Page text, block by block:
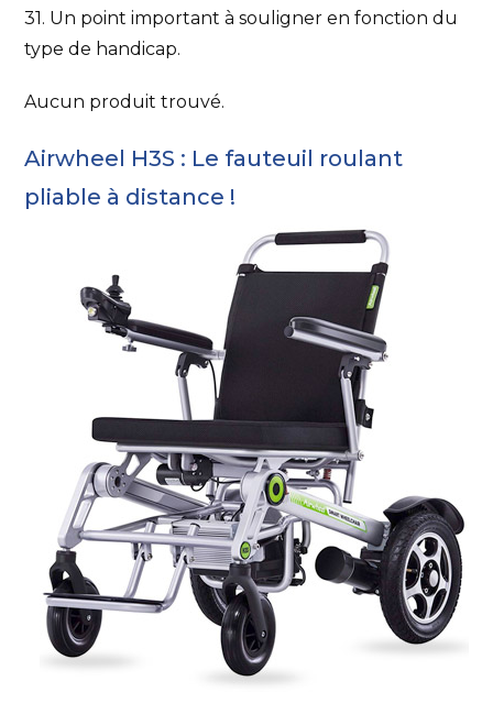
31. Un point important à souligner en fonction du
type de handicap.
Aucun produit trouvé.
Airwheel H3S : Le fauteuil roulant
pliable à distance !